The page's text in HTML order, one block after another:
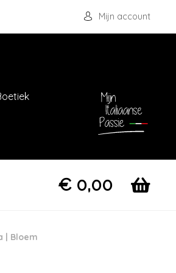
Mijn account
€ 0,00
| Bloem